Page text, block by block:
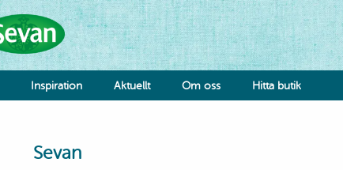
Inspiration Aktuellt Om oss Hitta butik
Sevan